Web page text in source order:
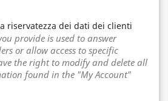
riservatezza dei dati dei clienti
provide is used to answer
or allow access to specific
the right to modify and delete all
found in the "My Account"